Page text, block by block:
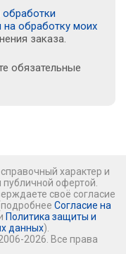
на обработку моих
заказа.
обязательные
характер и
публичной офертой.
своё согласие
Согласие на
Политика защиты и
данных).
2026. Все права